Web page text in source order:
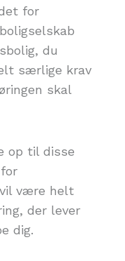
for
du
særlige krav
skal
op til disse
være helt
der lever
dig.